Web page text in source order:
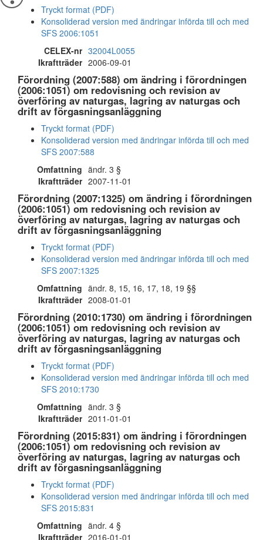
Tryckt format (PDF)
Konsoliderad version med ändringar införda till och med
SFS 2006:1051
CELEX-nr 32004L0055
Ikraftträder 2006-09-01
Förordning (2007:588) om ändring i förordningen
(2006:1051) om redovisning och revision av
överföring av naturgas, lagring av naturgas och
drift av förgasningsanläggning
Tryckt format (PDF)
Konsoliderad version med ändringar införda till och med
SFS 2007:588
Omfattning ändr. 3 §
Ikraftträder 2007-11-01
Förordning (2007:1325) om ändring i förordningen
(2006:1051) om redovisning och revision av
överföring av naturgas, lagring av naturgas och
drift av förgasningsanläggning
Tryckt format (PDF)
Konsoliderad version med ändringar införda till och med
SFS 2007:1325
Omfattning ändr. 8, 15, 16, 17, 18, 19 §§
Ikraftträder 2008-01-01
Förordning (2010:1730) om ändring i förordningen
(2006:1051) om redovisning och revision av
överföring av naturgas, lagring av naturgas och
drift av förgasningsanläggning
Tryckt format (PDF)
Konsoliderad version med ändringar införda till och med
SFS 2010:1730
Omfattning ändr. 3 §
Ikraftträder 2011-01-01
Förordning (2015:831) om ändring i förordningen
(2006:1051) om redovisning och revision av
överföring av naturgas, lagring av naturgas och
drift av förgasningsanläggning
Tryckt format (PDF)
Konsoliderad version med ändringar införda till och med
SFS 2015:831
Omfattning ändr. 4 §
Ikraftträder 2016-01-01